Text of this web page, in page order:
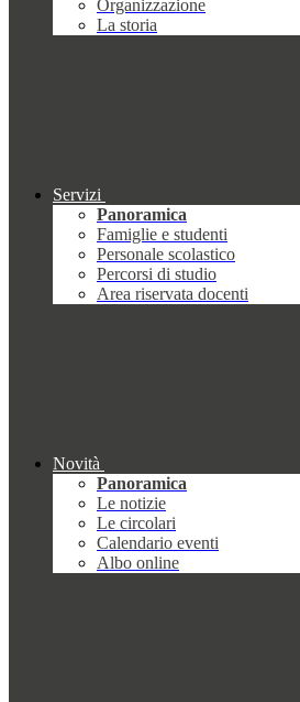
Organizzazione
La storia
Servizi
Panoramica
Famiglie e studenti
Personale scolastico
Percorsi di studio
Area riservata docenti
Novità
Panoramica
Le notizie
Le circolari
Calendario eventi
Albo online